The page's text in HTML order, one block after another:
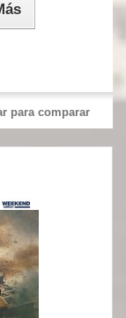
para comparar